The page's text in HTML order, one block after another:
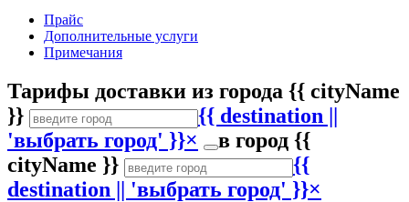
Прайс
Дополнительные услуги
Примечания
Тарифы доставки из города {{ cityName
}}
{{ destination ||
'выбрать город' }}× в город {{
cityName }}
{{
destination || 'выбрать город' }}×